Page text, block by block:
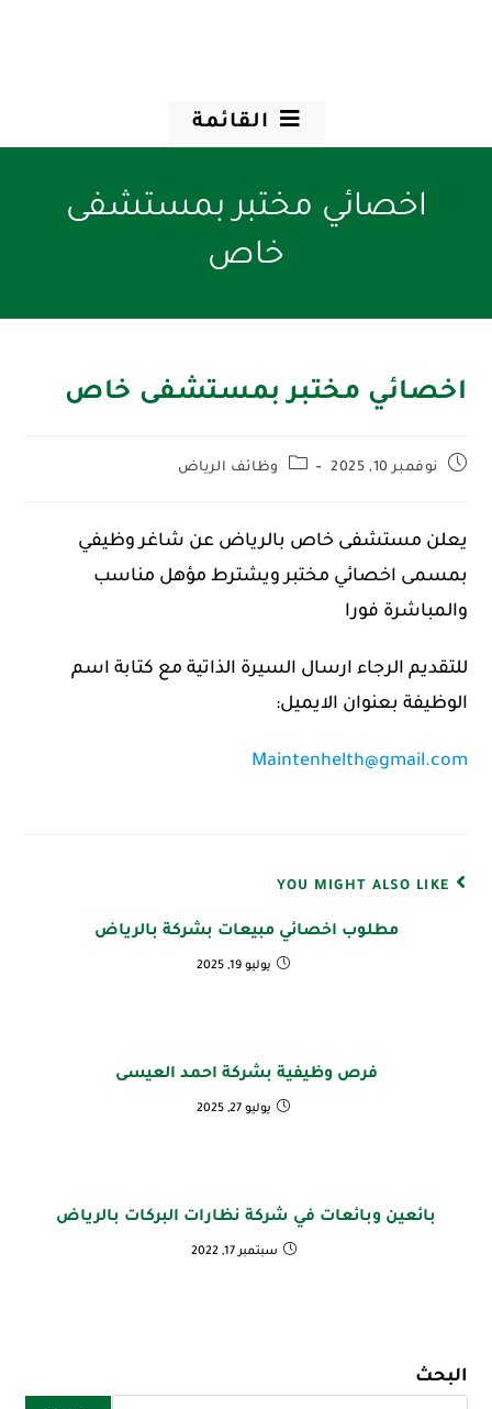
القائمة
اخصائي مختبر بمستشفى
خاص
اخصائي مختبر بمستشفى خاص
نوفمبر 10, 2025 وظائف الرياض
يعلن مستشفى خاص بالرياض عن شاغر وظيفي
بمسمى اخصائي مختبر ويشترط مؤهل مناسب
والمباشرة فورا
للتقديم الرجاء ارسال السيرة الذاتية مع كتابة اسم
الوظيفة بعنوان الايميل:
Maintenhelth@gmail.com
YOU MIGHT ALSO LIKE
مطلوب اخصائي مبيعات بشركة بالرياض
يوليو 19, 2025
فرص وظيفية بشركة احمد العيسى
يوليو 27, 2025
بائعين وبائعات في شركة نظارات البركات بالرياض
سبتمبر 17, 2022
البحث